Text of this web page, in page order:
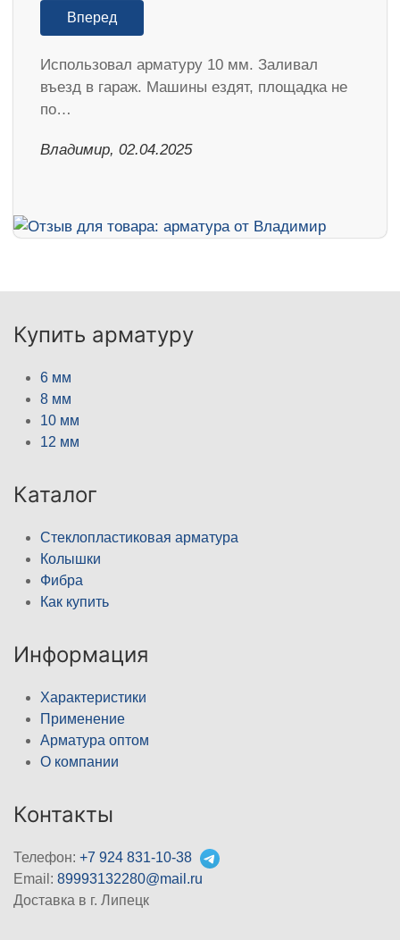
Вперед
Использовал арматуру 10 мм. Заливал
въезд в гараж. Машины ездят, площадка не
по…
Владимир, 02.04.2025
Купить арматуру
6 мм
8 мм
10 мм
12 мм
Каталог
Стеклопластиковая арматура
Колышки
Фибра
Как купить
Информация
Характеристики
Применение
Арматура оптом
О компании
Контакты
Телефон: +7 924 831-10-38
Email: 89993132280@mail.ru
Доставка в г. Липецк